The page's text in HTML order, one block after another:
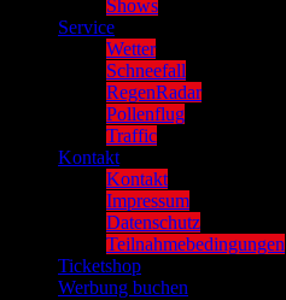
Shows
Service
Wetter
Schneefall
RegenRadar
Pollenflug
Traffic
Kontakt
Kontakt
Impressum
Datenschutz
Teilnahmebedingungen
Ticketshop
Werbung buchen